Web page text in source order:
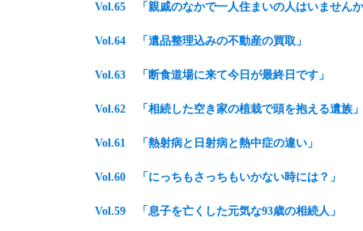
Vol.65 「親戚のなかで一人住まいの人はいませんか
Vol.64 「遺品整理込みの不動産の買取」
Vol.63 「断食道場に来て今日が最終日です」
Vol.62 「相続した空き家の植栽で頭を抱える遺族」
Vol.61 「熱射病と日射病と熱中症の違い」
Vol.60 「にっちもさっちもいかない時には？」
Vol.59 「息子を亡くした元気な93歳の相続人」